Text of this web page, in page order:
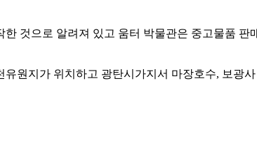
한 것으로 알려져 있고 움터 박물관은 중고물품
원지가 위치하고 광탄시가지서 마장호수, 보광